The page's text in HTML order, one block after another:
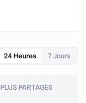
24 Heures 7 Jours
PLUS PARTAGES